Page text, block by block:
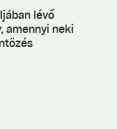
lévő
amennyi neki